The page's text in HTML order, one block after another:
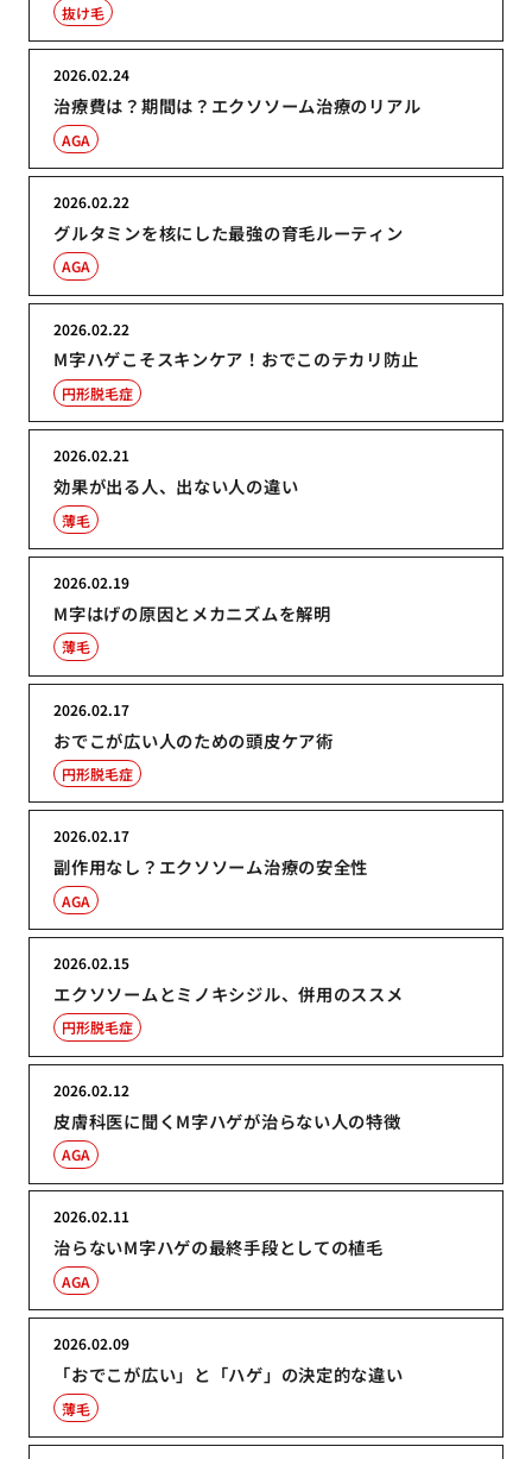
抜け毛
治療費は？期間は？エクソソーム治療のリアル
2026.02.24
AGA
グルタミンを核にした最強の育毛ルーティン
2026.02.22
AGA
M字ハゲこそスキンケア！おでこのテカリ防止
2026.02.22
円形脱毛症
効果が出る人、出ない人の違い
2026.02.21
薄毛
M字はげの原因とメカニズムを解明
2026.02.19
薄毛
おでこが広い人のための頭皮ケア術
2026.02.17
円形脱毛症
副作用なし？エクソソーム治療の安全性
2026.02.17
AGA
エクソソームとミノキシジル、併用のススメ
2026.02.15
円形脱毛症
皮膚科医に聞くM字ハゲが治らない人の特徴
2026.02.12
AGA
治らないM字ハゲの最終手段としての植毛
2026.02.11
AGA
「おでこが広い」と「ハゲ」の決定的な違い
2026.02.09
薄毛